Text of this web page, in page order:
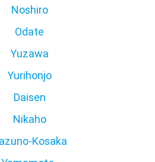
Noshiro
Odate
Yuzawa
Yurihonjo
Daisen
Nikaho
Kosaka